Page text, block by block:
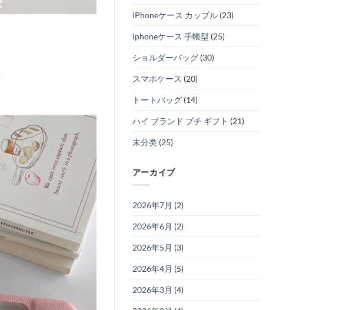
iPhoneケース カップル(23)
iphoneケース 手帳型 (25)
ショルダーバッグ(30)
スマホケース (20)
トートバッグ(14)
ハイ ブランド プチ ギフト (21)
未分类(25)
アーカイブ
2026年7月 (2)
2026年6月 (2)
2026年5月 (3)
2026年4月 (5)
2026年3月 (4)